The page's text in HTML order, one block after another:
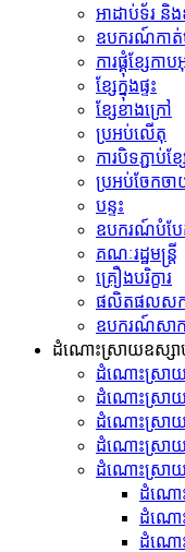
អាដាប់ទ័រ និ
ឧបករណ៍កា
ការផ្គុំខ្សែកា
ខ្សែ​ក្នុង​ផ្ទះ
ខ្សែខាងក្រៅ
ប្រអប់​លើ​តុ
ការបិទភ្ជាប់
ប្រអប់ចែកច
បន្ទះ
ឧបករណ៍បំបែ
គណៈរដ្ឋមន្ត្រី
គ្រឿងបរិក្ខារ
ផលិតផលសក
ឧបករណ៍សា
ដំណោះស្រាយឧស្សា
ដំណោះស្រាយ
ដំណោះស្រាយ
ដំណោះស្រា
ដំណោះស្រាយ
ដំណោះស្រា
ដំណោះ
ដំណោះ
ដំណោះ